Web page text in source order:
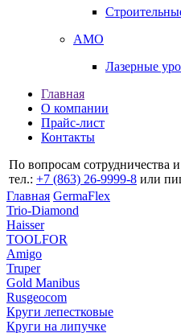
AMO
Лазерные
Главная
О компании
Прайс-лист
Контакты
По вопросам сотрудничества
тел.: +7 (863) 26‐9999‐8 или
Главная GermaFlex
Trio-Diamond
Haisser
TOOLFOR
Amigo
Truper
Gold Manibus
Rusgeocom
Круги лепестковые
Круги на липучке